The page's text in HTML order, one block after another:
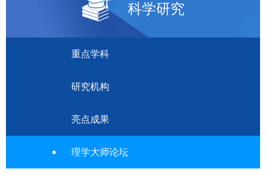
科学研究
重点学科
研究机构
亮点成果
理学大师论坛